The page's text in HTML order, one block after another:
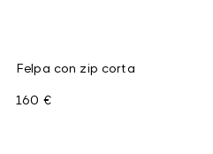
Felpa con zip corta
160 €